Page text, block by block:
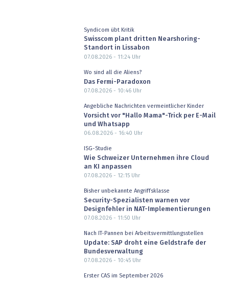
Syndicom übt Kritik
Swisscom plant dritten Nearshoring-
Standort in Lissabon
07.08.2026 - 11:24Uhr
Wo sind all die Aliens?
Das Fermi-Paradoxon
07.08.2026 - 10:46Uhr
Angebliche Nachrichten vermeintlicher Kinder
Vorsicht vor "Hallo Mama"-Trick per E-Mail
und Whatsapp
06.08.2026 - 16:40 Uhr
ISG-Studie
Wie Schweizer Unternehmen ihre Cloud
an KI anpassen
07.08.2026 - 12:15Uhr
Bisher unbekannte Angriffsklasse
Security-Spezialisten warnen vor
Designfehler in NAT-Implementierungen
07.08.2026 - 11:50 Uhr
Nach IT-Pannen bei Arbeitsvermittlungsstellen
Update: SAP droht eine Geldstrafe der
Bundesverwaltung
07.08.2026 - 10:45Uhr
Erster CAS im September 2026